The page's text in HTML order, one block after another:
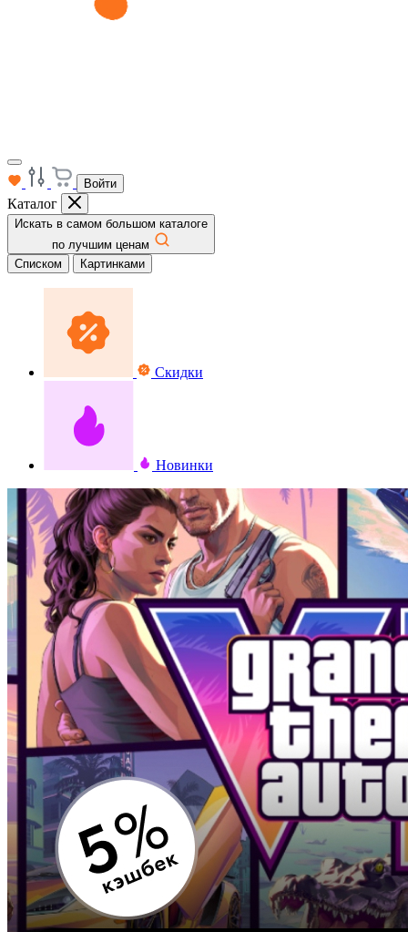
Войти
Каталог
Искать в самом большом каталоге
по лучшим ценам
Списком
Картинками
Скидки
Новинки